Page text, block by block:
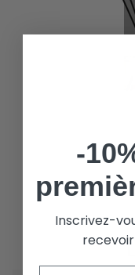
-
Inscrivez-